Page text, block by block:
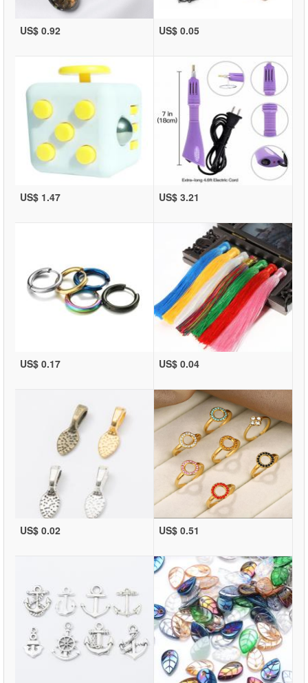
US$ 0.92 US$ 0.05
US$ 1.47 US$ 3.21
US$ 0.17 US$ 0.04
US$ 0.02 US$ 0.51